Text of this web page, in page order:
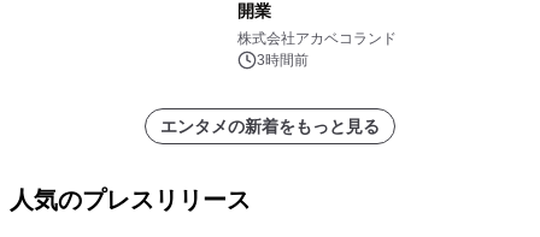
開業
株式会社アカベコランド
3時間前
エンタメの新着をもっと見る
人気のプレスリリース